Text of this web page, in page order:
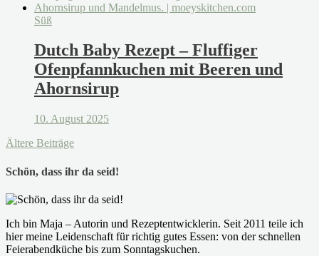
Süß
Dutch Baby Rezept – Fluffiger
Ofenpfannkuchen mit Beeren und
Ahornsirup
10. August 2025
Ältere Beiträge
Schön, dass ihr da seid!
Ich bin Maja – Autorin und Rezeptentwicklerin. Seit 2011 teile ich
hier meine Leidenschaft für richtig gutes Essen: von der schnellen
Feierabendküche bis zum Sonntagskuchen.